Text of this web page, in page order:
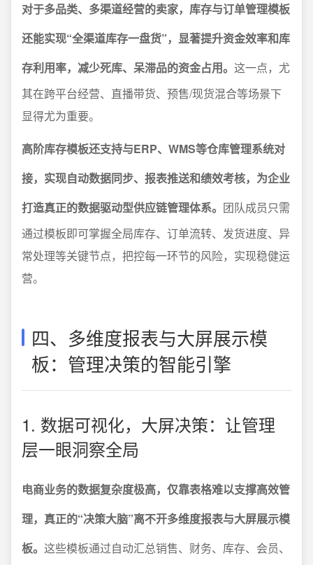
对于多品类、多渠道经营的卖家，库存与订单管理模板
还能实现“全渠道库存一盘货”，显著提升资金效率和库
存利用率，减少死库、呆滞品的资金占用。 这一点，尤
其在跨平台经营、直播带货、预售/现货混合等场景下
显得尤为重要。
高阶库存模板还支持与ERP、WMS等仓库管理系统对
接，实现自动数据同步、报表推送和绩效考核，为企业
打造真正的数据驱动型供应链管理体系。 团队成员只需
通过模板即可掌握全局库存、订单流转、发货进度、异
常处理等关键节点，把控每一环节的风险，实现稳健运
营。
四、多维度报表与大屏展示模
板：管理决策的智能引擎
1. 数据可视化，大屏决策：让管理
层一眼洞察全局
电商业务的数据复杂度极高，仅靠表格难以支撑高效管
理，真正的“决策大脑”离不开多维度报表与大屏展示模
板。 这些模板通过自动汇总销售、财务、库存、会员、